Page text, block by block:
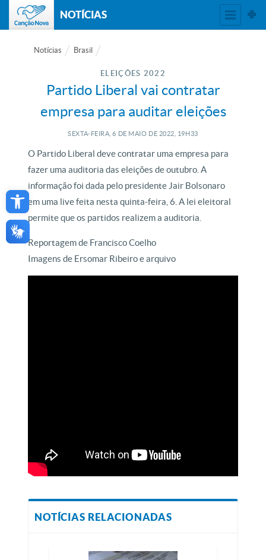
Open toolbar
NOTÍCIAS
Notícias Brasil
ELEIÇÕES 2022
Partido Liberal vai contratar
empresa para auditar eleições
SEXTA-FEIRA, 6 DE MAIO DE 2022, 19H33
O Partido Liberal deve contratar uma empresa para
fazer uma auditoria das eleições de outubro. A
informação foi dada pelo presidente Jair Bolsonaro
em uma live feita nesta quinta-feira, 6. A lei eleitoral
permite que os partidos realizem a auditoria.
Reportagem de Francisco Coelho
Imagens de Ersomar Ribeiro e arquivo
NOTÍCIAS RELACIONADAS